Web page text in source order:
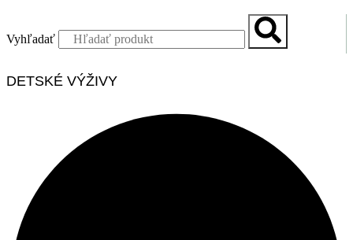
Vyhľadať
DETSKÉ VÝŽIVY